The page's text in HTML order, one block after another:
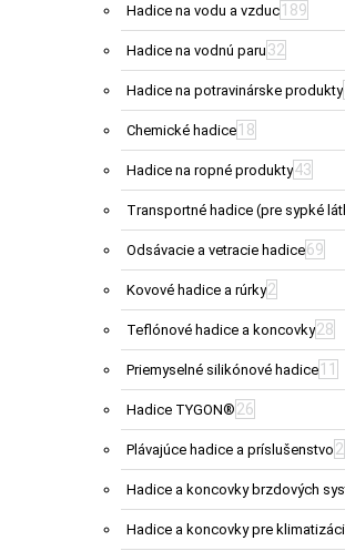
Hadice na vodu a vzduc 189
Hadice na vodnú paru 32
Hadice na potravinárske produkty
Chemické hadice 18
Hadice na ropné produkty43
Transportné hadice (pre sypké
Odsávacie a vetracie hadice69
Kovové hadice a rúrky2
Teflónové hadice a koncovky28
Priemyselné silikónové hadice 11
Hadice TYGON® 26
Plávajúce hadice a príslušenstvo 2
Hadice a koncovky brzdových
Hadice a koncovky pre